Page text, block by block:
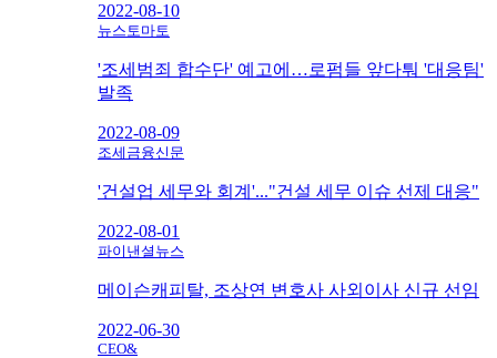
2022-08-10
뉴스토마토
'조세범죄 합수단' 예고에…로펌들 앞다퉈 '대응팀'
발족
2022-08-09
조세금융신문
'건설업 세무와 회계'..."건설 세무 이슈 선제 대응"
2022-08-01
파이낸셜뉴스
메이슨캐피탈, 조상연 변호사 사외이사 신규 선임
2022-06-30
CEO&